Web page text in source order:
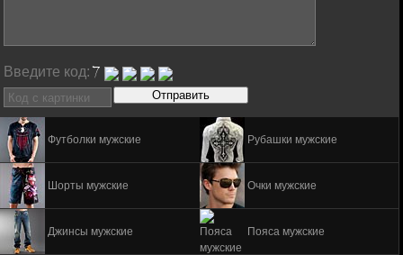
Футболки мужские Рубашки мужские
Шорты мужские Очки мужские
Джинсы мужские Пояса мужские
Введите код: